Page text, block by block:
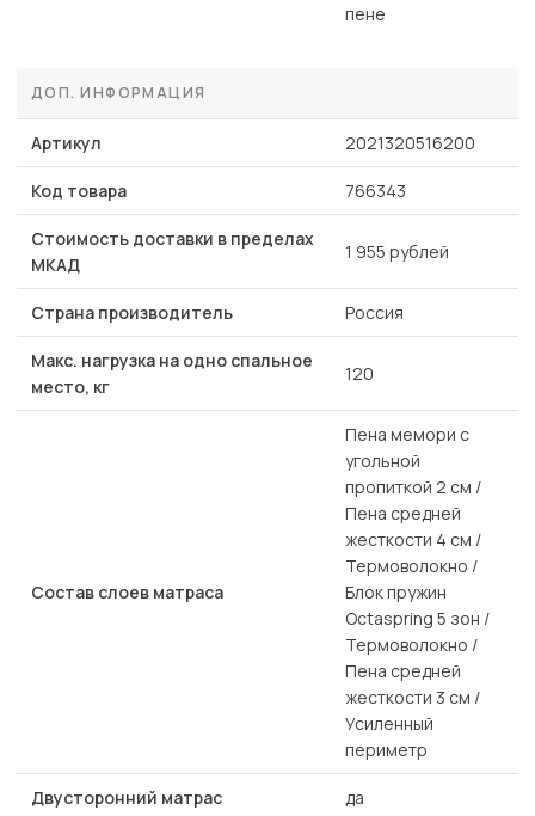
пене
ДОП. ИНФОРМАЦИЯ
Артикул 2021320516200
Код товара 766343
Стоимость доставки в пределах
МКАД
1 955 рублей
Страна производитель Россия
Макс. нагрузка на одно спальное
место, кг
120
Состав слоев матраса
Пена мемори с
угольной
пропиткой 2 см /
Пена средней
жесткости 4 см /
Термоволокно /
Блок пружин
Octaspring 5 зон /
Термоволокно /
Пена средней
жесткости 3 см /
Усиленный
периметр
Двусторонний матрас да